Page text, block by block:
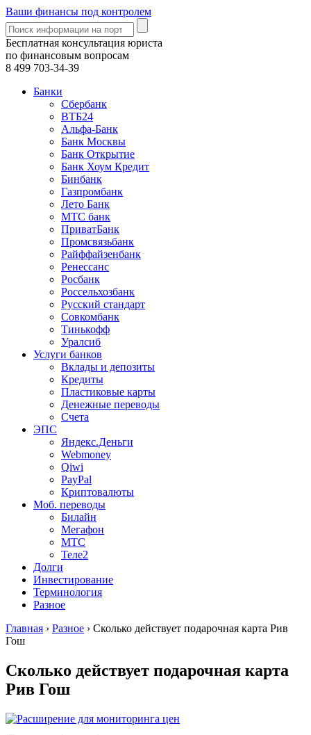
Ваши финансы под контролем
Бесплатная консультация юриста
по финансовым вопросам
8 499 703-34-39
Банки
Сбербанк
ВТБ24
Альфа-Банк
Банк Москвы
Банк Открытие
Банк Хоум Кредит
Бинбанк
Газпромбанк
Лето Банк
МТС банк
ПриватБанк
Промсвязьбанк
Райффайзенбанк
Ренессанс
Росбанк
Россельхозбанк
Русский стандарт
Совкомбанк
Тинькофф
Уралсиб
Услуги банков
Вклады и депозиты
Кредиты
Пластиковые карты
Денежные переводы
Счета
ЭПС
Яндекс.Деньги
Webmoney
Qiwi
PayPal
Криптовалюты
Моб. переводы
Билайн
Мегафон
МТС
Теле2
Долги
Инвестирование
Терминология
Разное
Главная › Разное › Сколько действует подарочная карта Рив
Гош
Сколько действует подарочная карта
Рив Гош